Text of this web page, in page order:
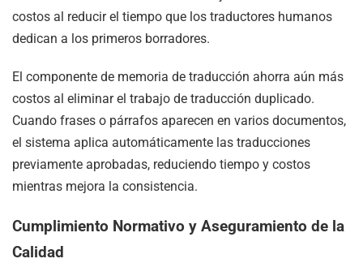
costos al reducir el tiempo que los traductores humanos
dedican a los primeros borradores.
El componente de memoria de traducción ahorra aún más
costos al eliminar el trabajo de traducción duplicado.
Cuando frases o párrafos aparecen en varios documentos,
el sistema aplica automáticamente las traducciones
previamente aprobadas, reduciendo tiempo y costos
mientras mejora la consistencia.
Cumplimiento Normativo y Aseguramiento de la
Calidad